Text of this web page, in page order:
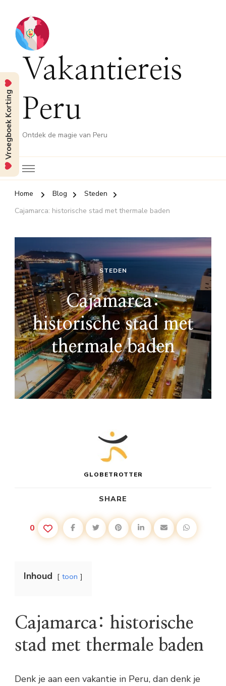
Vakantiereis
Peru
Ontdek de magie van Peru
Home Blog
Steden
Cajamarca: historische stad met thermale baden
STEDEN
Cajamarca:
historische stad met
thermale baden
GLOBETROTTER
SHARE
0
Inhoud toon
Cajamarca: historische
stad met thermale baden
Denk je aan een vakantie in Peru, dan denk je
Vroegboek Korting